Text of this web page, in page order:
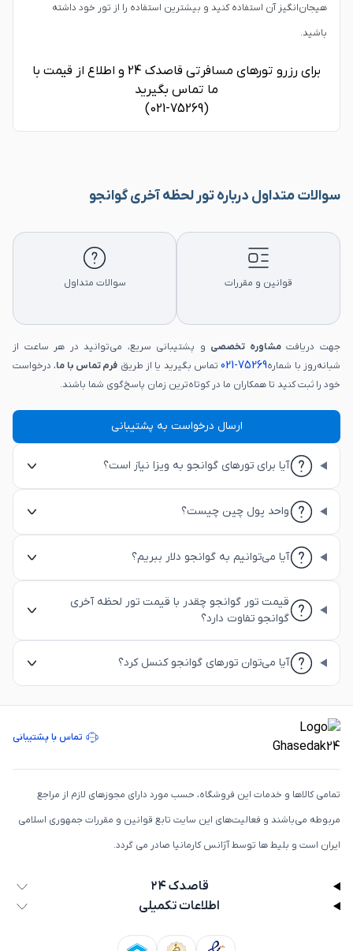
هیجان‌انگیز آن استفاده کنید و بیشترین استفاده را از تور خود داشته
باشید.
برای رزرو تورهای مسافرتی قاصدک 24 و اطلاع از قیمت با
ما تماس بگیرید
(021-75269)
سوالات متداول درباره تور لحظه آخری گوانجو
قوانین و مقررات سوالات متداول
جهت دریافتمشاوره تخصصی و پشتیبانی سریع، می‌توانید در هر ساعت از
شبانه‌روز با شماره75269-021 تماس بگیرید یا از طریق فرم تماس با ما، درخواست
خود را ثبت کنید تا همکاران ما در کوتاه‌ترین زمان پاسخ‌گوی شما باشند.
ارسال درخواست به پشتیبانی
آیا برای تورهای گوانجو به ویزا نیاز است؟
واحد پول چین چیست؟
آیا می‌توانیم به گوانجو دلار ببریم؟
قیمت تور گوانجو چقدر با قیمت تور لحظه آخری
گوانجو تفاوت دارد؟
آیا می‌توان تورهای گوانجو کنسل کرد؟
تماس با پشتیبانی
تمامی كالاها و خدمات اين فروشگاه، حسب مورد دارای مجوزهای لازم از مراجع
مربوطه می‌باشند و فعاليت‌های اين سايت تابع قوانين و مقررات جمهوری اسلامی
ايران است و بلیط ها توسط آژانس کارمانیا صادر می گردد.
قاصدک ۲۴
اطلاعات تکمیلی